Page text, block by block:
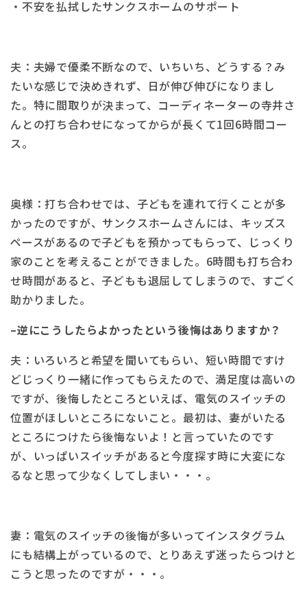
・不安を払拭したサンクスホームのサポート
夫：夫婦で優柔不断なので、いちいち、どうする？み
たいな感じで決めきれず、日が伸び伸びになりまし
た。特に間取りが決まって、コーディネーターの寺井さ
んとの打ち合わせになってからが長くて1回6時間コー
ス。
奥様：打ち合わせでは、子どもを連れて行くことが多
かったのですが、サンクスホームさんには、キッズス
ペースがあるので子どもを預かってもらって、じっくり
家のことを考えることができました。6時間も打ち合わ
せ時間があると、子どもも退屈してしまうので、すごく
助かりました。
–逆にこうしたらよかったという後悔はありますか？
夫：いろいろと希望を聞いてもらい、短い時間ですけ
どじっくり一緒に作ってもらえたので、満足度は高いの
ですが、後悔したところといえば、電気のスイッチの
位置がほしいところにないこと。最初は、妻がいたる
ところにつけたら後悔ないよ！と言っていたのです
が、いっぱいスイッチがあると今度探す時に大変にな
るなと思って少なくしてしまい・・・。
妻：電気のスイッチの後悔が多いってインスタグラム
にも結構上がっているので、とりあえず迷ったらつけと
こうと思ったのですが・・・。